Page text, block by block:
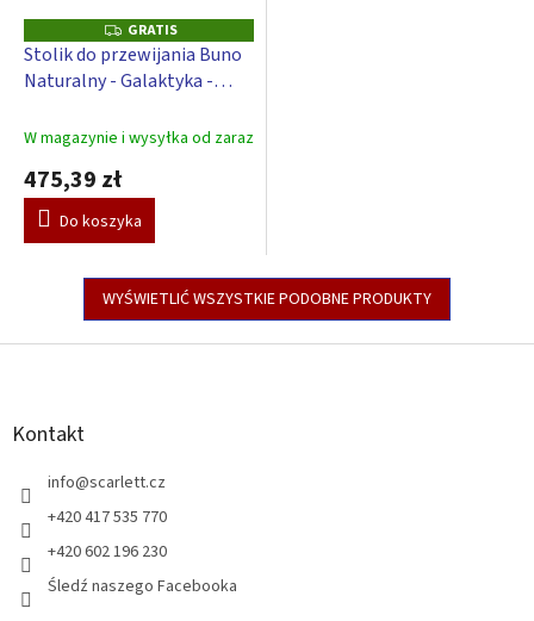
G
R
A
T
GRATIS
Stolik do przewijania Buno
Naturalny - Galaktyka -
W magazynie i wysyłka od zaraz
475,39 zł
Do koszyka
WYŚWIETLIĆ WSZYSTKIE PODOBNE PRODUKTY
S
Kontakt
info@scarlett.cz
+420 417 535 770
+420 602 196 230
Śledź naszego Facebooka